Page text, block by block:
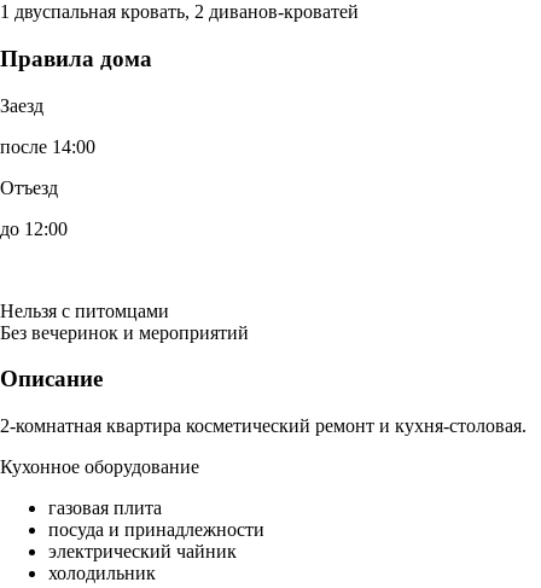
1 двуспальная кровать, 2 диванов-кроватей
Правила дома
Заезд
после 14:00
Отъезд
до 12:00
Нельзя с питомцами
Без вечеринок и мероприятий
Описание
2-комнатная квартира косметический ремонт и кухня-столовая.
Кухонное оборудование
газовая плита
посуда и принадлежности
электрический чайник
холодильник